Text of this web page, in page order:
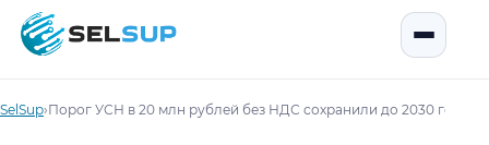
SelSup
SelSup›Порог УСН в 20 млн рублей без НДС сохранили до 2030 года: